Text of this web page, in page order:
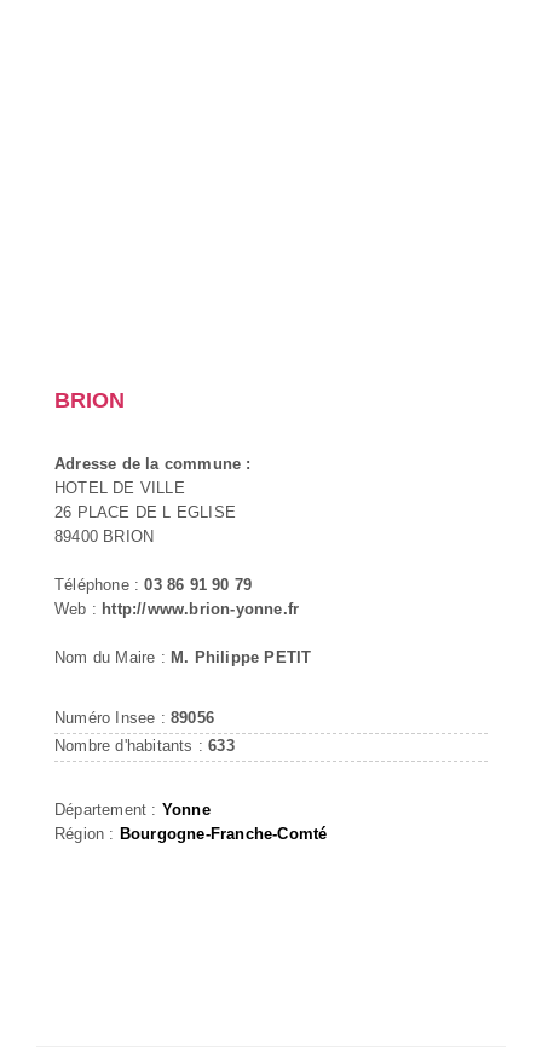
BRION
Adresse de la commune :
HOTEL DE VILLE
26 PLACE DE L EGLISE
89400 BRION
Téléphone :03 86 91 90 79
Web : http://www.brion-yonne.fr
Nom du Maire : M. Philippe PETIT
Numéro Insee : 89056
Nombre d'habitants :633
Département : Yonne
Région : Bourgogne-Franche-Comté